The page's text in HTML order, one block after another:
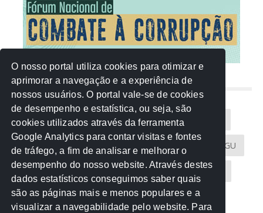
NUVEM DE TAGS
Acontece na Rede AGU AMM
Atricon Audicom CAU-MT CGU
CREA-MT Eventos MPC-MT MPE-MT
MPF Notícias PF PGE-MT PGR
O nosso portal utiliza cookies para otimizar e
aprimorar a navegação e a experiência de
nossos usuários. O portal vale-se de cookies
de desempenho e estatística, ou seja, são
cookies utilizados através da ferramenta
Google Analytics para contar visitas e fontes
de tráfego, a fim de analisar e melhorar o
desempenho do nosso website. Através destes
dados estatísticos conseguimos saber quais
são as páginas mais e menos populares e a
visualizar a navegabilidade pelo website. Para